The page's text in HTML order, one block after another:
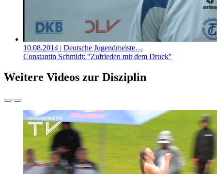
10.08.2014 | Deutsche Jugendmeiste…
Constantin Schmidt: "Zufrieden mit dem Druck"
Weitere Videos zur Disziplin